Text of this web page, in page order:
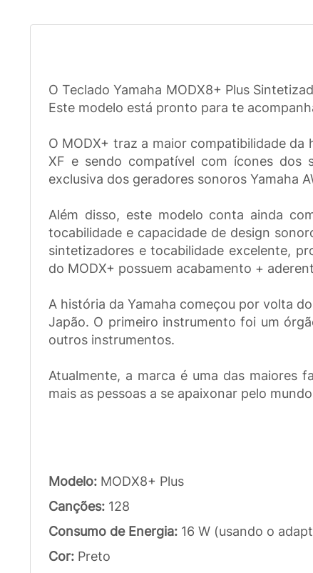
O Teclado Yamaha MODX8+ Plus
Este modelo está pronto para te
O MODX+ traz a maior compatibilidade
XF e sendo compatível com ícones dos
exclusiva dos geradores sonoros Yamaha
Além disso, este modelo conta ainda
tocabilidade e capacidade de design
sintetizadores e tocabilidade excelente,
do MODX+ possuem acabamento +
A história da Yamaha começou por volta
Japão. O primeiro instrumento foi um
outros instrumentos.
Atualmente, a marca é uma das maiores
mais as pessoas a se apaixonar pelo
Modelo: MODX8+ Plus
Canções: 128
Consumo de Energia: 16 W (usando o
Cor: Preto